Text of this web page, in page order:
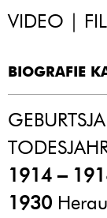
VIDEO |
BIOGRAFIE
1914 –
1930